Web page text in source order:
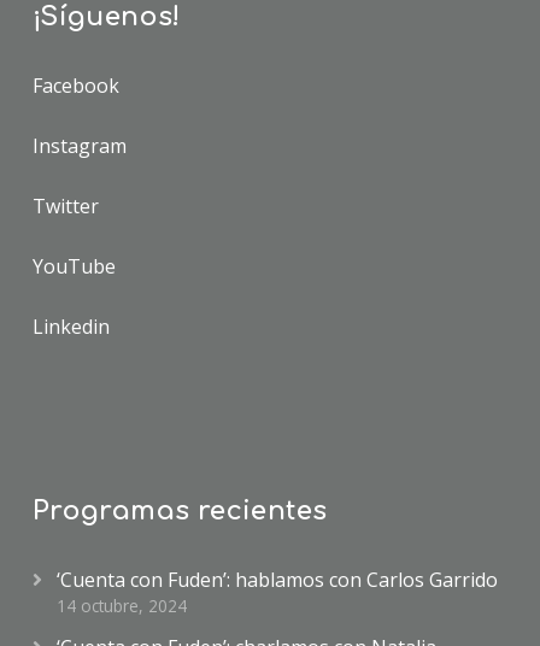
¡Síguenos!
Facebook
Instagram
Twitter
YouTube
Linkedin
Programas recientes
‘Cuenta con Fuden’: hablamos con Carlos Garrido
14 octubre, 2024